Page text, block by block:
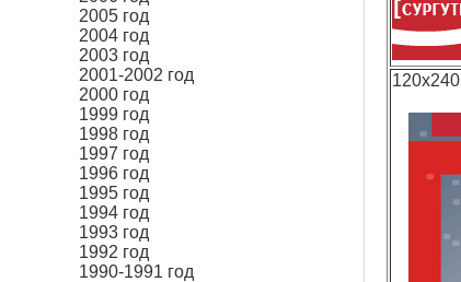
120x240
2005 год
2004 год
2003 год
2001-2002 год
2000 год
1999 год
1998 год
1997 год
1996 год
1995 год
1994 год
1993 год
1992 год
1990-1991 год